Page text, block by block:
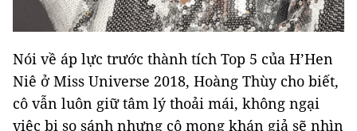
Nói về áp lực trước thành tích Top 5 của H’Hen
Niê ở Miss Universe 2018, Hoàng Thùy cho biết,
cô vẫn luôn giữ tâm lý thoải mái, không ngại
việc bị so sánh nhưng cô mong khán giả sẽ nhìn